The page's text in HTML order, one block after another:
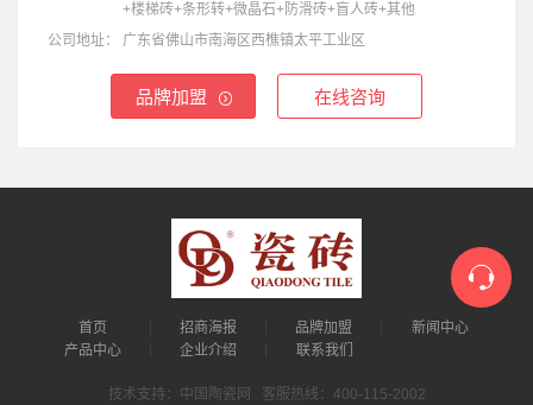
+楼梯砖+条形转+微晶石+防滑砖+盲人砖+其他
公司地址：
广东省佛山市南海区西樵镇太平工业区
品牌加盟 在线咨询
首页 招商海报 品牌加盟
新闻中心
产品中心
企业介绍 联系我们
技术支持：中国陶瓷网 客服热线：400-115-2002